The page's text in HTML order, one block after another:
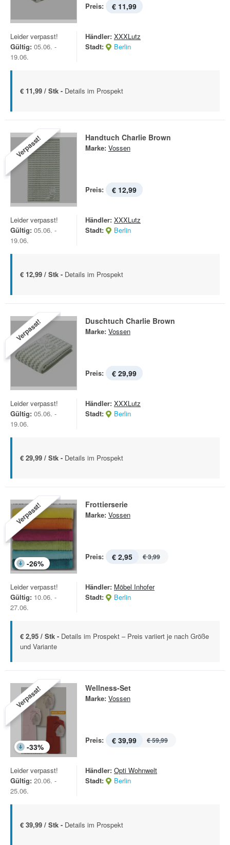
Preis: € 11,99
Leider verpasst!
Gültig: 05.06. -
19.06.
Händler: XXXLutz
Stadt:
Berlin
€ 11,99 / Stk - Details im Prospekt
Verpasst! Handtuch Charlie Brown
Marke: Vossen
Preis: € 12,99
Leider verpasst!
Gültig: 05.06. -
19.06.
Händler: XXXLutz
Stadt:
Berlin
€ 12,99 / Stk - Details im Prospekt
Verpasst! Duschtuch Charlie Brown
Marke: Vossen
Preis: € 29,99
Leider verpasst!
Gültig: 05.06. -
19.06.
Händler: XXXLutz
Stadt:
Berlin
€ 29,99 / Stk - Details im Prospekt
Verpasst!
-26%
Frottierserie
Marke: Vossen
Preis: € 2,95 € 3,99
Leider verpasst!
Gültig: 10.06. -
27.06.
Händler: Möbel Inhofer
Stadt:
Berlin
€ 2,95 / Stk - Details im Prospekt – Preis variiert je nach Größe
und Variante
Verpasst!
-33%
Wellness-Set
Marke: Vossen
Preis: € 39,99 € 59,99
Leider verpasst!
Gültig: 20.06. -
25.06.
Händler: Opti Wohnwelt
Stadt:
Berlin
€ 39,99 / Stk - Details im Prospekt